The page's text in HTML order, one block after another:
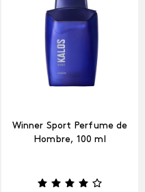
Winner Sport Perfume de
Hombre, 100 ml